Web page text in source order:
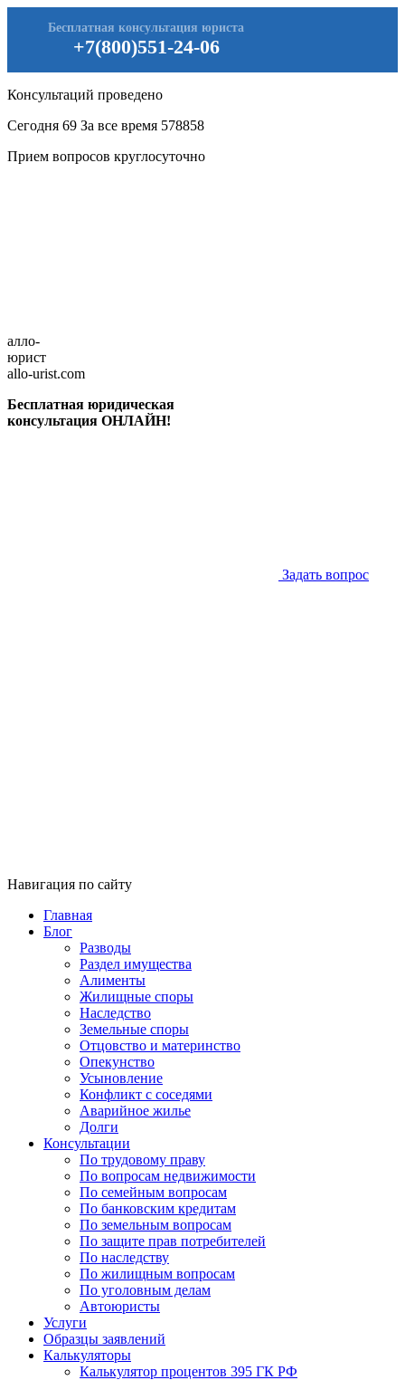
+7(800)551-24-06
Бесплатная консультация юриста
Консультаций проведено
Сегодня 69 За все время 578858
Прием вопросов круглосуточно
алло-
юрист
allo-urist.com
Бесплатная юридическая
консультация ОНЛАЙН!
Задать вопрос
Навигация по сайту
Главная
Блог
Разводы
Раздел имущества
Алименты
Жилищные споры
Наследство
Земельные споры
Отцовство и материнство
Опекунство
Усыновление
Конфликт с соседями
Аварийное жилье
Долги
Консультации
По трудовому праву
По вопросам недвижимости
По семейным вопросам
По банковским кредитам
По земельным вопросам
По защите прав потребителей
По наследству
По жилищным вопросам
По уголовным делам
Автоюристы
Услуги
Образцы заявлений
Калькуляторы
Калькулятор процентов 395 ГК РФ